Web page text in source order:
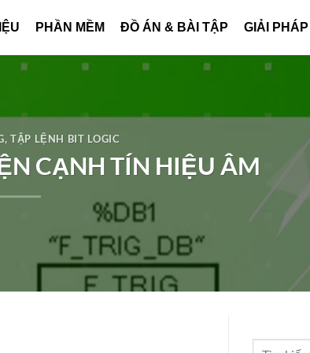
PHẦN MỀM ĐỒ ÁN & BÀI TẬP GIẢI
, TẬP LỆNH BIT LOGIC
CẠNH TÍN HIỆU ÂM